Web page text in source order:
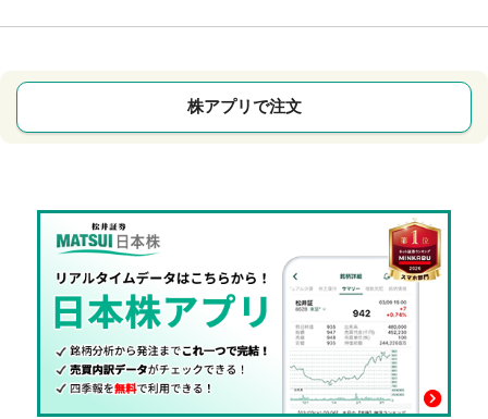
株アプリで注文